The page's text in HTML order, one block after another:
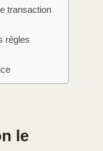
transaction
règles
le